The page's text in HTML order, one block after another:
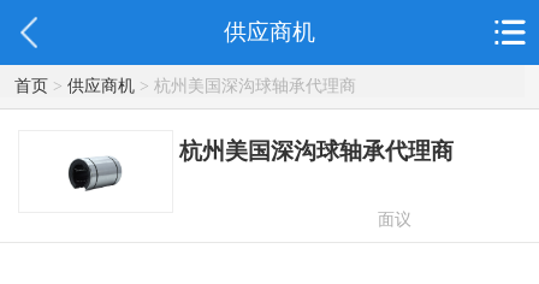
供应商机
首页> 供应商机> 杭州美国深沟球轴承代理商
杭州美国深沟球轴承代理商
面议